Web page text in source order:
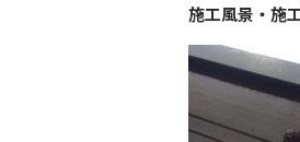
施工風景・施